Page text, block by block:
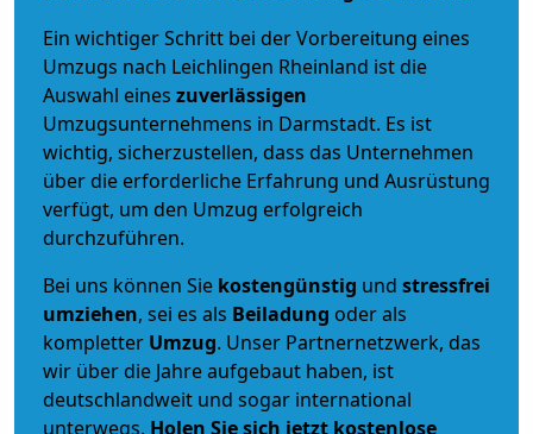
Ein wichtiger Schritt bei der Vorbereitung eines
Umzugs nach Leichlingen Rheinland ist die
Auswahl eines zuverlässigen
Umzugsunternehmens in Darmstadt. Es ist
wichtig, sicherzustellen, dass das Unternehmen
über die erforderliche Erfahrung und Ausrüstung
verfügt, um den Umzug erfolgreich
durchzuführen.
Bei uns können Sie kostengünstig und stressfrei
umziehen, sei es als Beiladung oder als
kompletter Umzug. Unser Partnernetzwerk, das
wir über die Jahre aufgebaut haben, ist
deutschlandweit und sogar international
unterwegs. Holen Sie sich jetzt kostenlose